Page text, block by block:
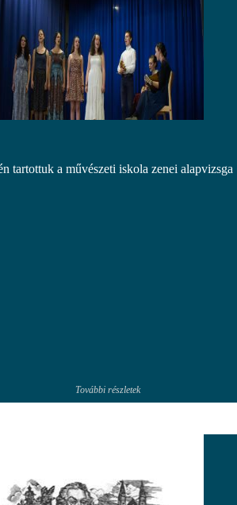
tartottuk a művészeti iskola zenei alapvizsga
További részletek